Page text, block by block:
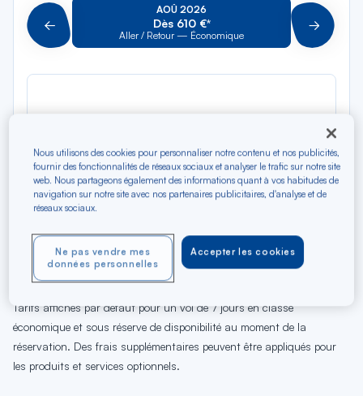
Précédent
AOÛ 2026
Dès 610 €*
Aller / Retour — Économique Suivant
08
Sa
AOÛ
09
Di
10
Lu
11
Ma
12
13
14
Ve
15
Sa
16
Di
17
Lu
Tarifs affichés par défaut pour un vol de 7 jours en classe
économique et sous réserve de disponibilité au moment de la
réservation. Des frais supplémentaires peuvent être appliqués pour
les produits et services optionnels.
Nous utilisons des cookies pour personnaliser notre contenu et nos publicités,
fournir des fonctionnalités de réseaux sociaux et analyser le trafic sur notre site
web. Nous partageons également des informations quant à vos habitudes de
navigation sur notre site avec nos partenaires publicitaires, d'analyse et de
réseaux sociaux.
Accepter les cookies
Ne pas vendre mes
données personnelles